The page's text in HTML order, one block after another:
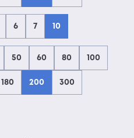
6 7 10
50 60 80 100
180 200 300